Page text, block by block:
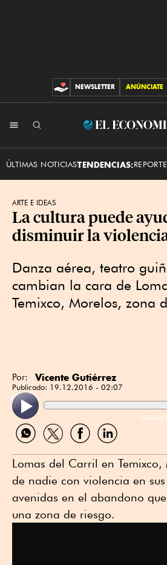
CONTRIBUCIONES
NEWSLETTER ANÚNCIATE
El
ÚLTIMAS NOTICIASTENDENCIAS:
ARTE E IDEAS
La cultura puede
disminuir la
Danza aérea, teatro
cambian la cara de
Temixco, Morelos, zona
Por: Vicente Gutiérrez
Publicado: 19.12.2016 - 02:07
Compartir
por
Compartir
por
Compartir
por
Compartir
por
Lomas del Carril en
de nadie con violencia en
avenidas en el abandono
una zona de riesgo.